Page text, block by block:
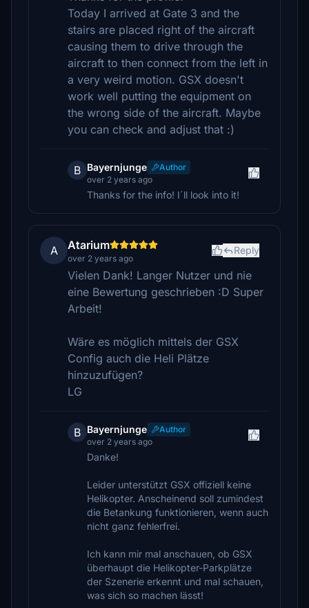
Today I arrived at Gate 3 and the
stairs are placed right of the aircraft
causing them to drive through the
aircraft to then connect from the left in
a very weird motion. GSX doesn't
work well putting the equipment on
the wrong side of the aircraft. Maybe
you can check and adjust that :)
B Bayernjunge
Author
over 2 years ago
Thanks for the info! I´ll look into it!
A Atarium
over 2 years ago
Reply
Vielen Dank! Langer Nutzer und nie
eine Bewertung geschrieben :D Super
Arbeit!
Wäre es möglich mittels der GSX
Config auch die Heli Plätze
hinzuzufügen?
LG
B Bayernjunge
Author
over 2 years ago
Danke!
Leider unterstützt GSX offiziell keine
Helikopter. Anscheinend soll zumindest
die Betankung funktionieren, wenn auch
nicht ganz fehlerfrei.
Ich kann mir mal anschauen, ob GSX
überhaupt die Helikopter-Parkplätze
der Szenerie erkennt und mal schauen,
was sich so machen lässt!